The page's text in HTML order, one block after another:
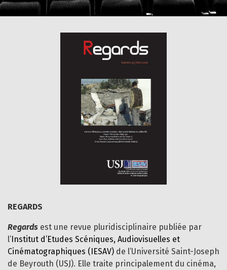
REGARDS
Regards est une revue pluridisciplinaire publiée par
l’Institut d’Etudes Scéniques, Audiovisuelles et
Cinématographiques (IESAV) de l’Université Saint-Joseph
de Beyrouth (USJ). Elle traite principalement du cinéma,